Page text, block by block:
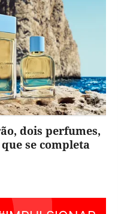
dois perfumes,
se completa